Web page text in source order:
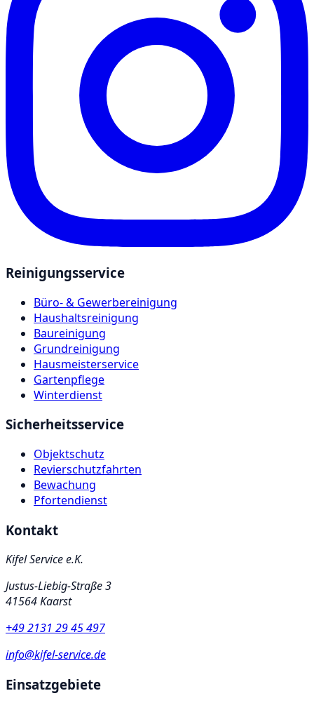
Reinigungsservice
Büro- & Gewerbereinigung
Haushaltsreinigung
Baureinigung
Grundreinigung
Hausmeisterservice
Gartenpflege
Winterdienst
Sicherheitsservice
Objektschutz
Revierschutzfahrten
Bewachung
Pfortendienst
Kontakt
Kifel Service e.K.
Justus-Liebig-Straße 3
41564Kaarst
+49 2131 29 45 497
info@kifel-service.de
Einsatzgebiete